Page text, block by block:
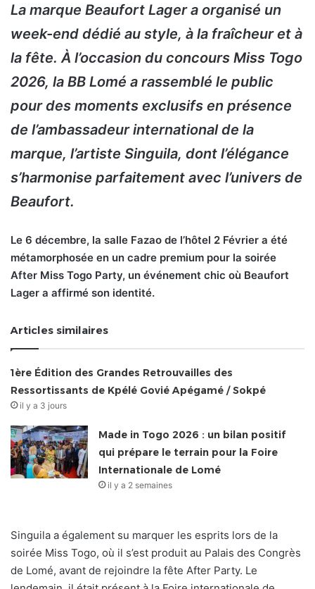
La marque Beaufort Lager a organisé un
week-end dédié au style, à la fraîcheur et à
la fête. À l’occasion du concours Miss Togo
2026, la BB Lomé a rassemblé le public
pour des moments exclusifs en présence
de l’ambassadeur international de la
marque, l’artiste Singuila, dont l’élégance
s’harmonise parfaitement avec l’univers de
Beaufort.
Le 6 décembre, la salle Fazao de l’hôtel 2 Février a été
métamorphosée en un cadre premium pour la soirée
After Miss Togo Party, un événement chic où Beaufort
Lager a affirmé son identité.
Articles similaires
1ère Édition des Grandes Retrouvailles des
Ressortissants de Kpélé Govié Apégamé / Sokpé
il y a 3 jours
Made in Togo 2026 : un bilan positif
qui prépare le terrain pour la Foire
Internationale de Lomé
il y a 2 semaines
Singuila a également su marquer les esprits lors de la
soirée Miss Togo, où il s’est produit au Palais des Congrès
de Lomé, avant de rejoindre la fête After Party. Le